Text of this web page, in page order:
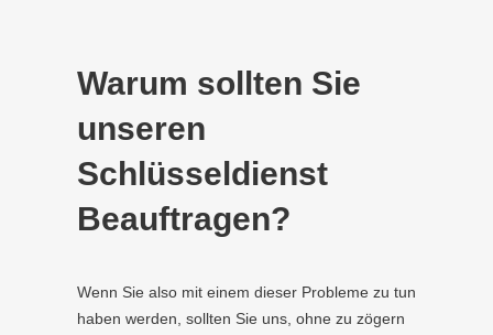
Warum sollten Sie
unseren
Schlüsseldienst
Beauftragen?
Wenn Sie also mit einem dieser Probleme zu tun
haben werden, sollten Sie uns, ohne zu zögern